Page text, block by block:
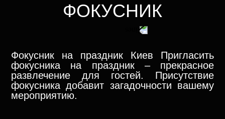
ФОКУСНИК
Фокусник на праздник Киев Пригласить
фокусника на праздник – прекрасное
развлечение для гостей. Присутствие
фокусника добавит загадочности вашему
мероприятию.